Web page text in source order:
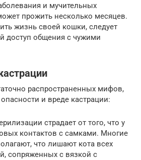
и мучительных
прожить несколько месяцев.
жизнь своей кошки, следует
доступ общения с чужими
распространенных мифов,
и вреде кастрации:
страдает от того, что у
контактов с самками. Многие
что лишают кота всех
сопряженных с вязкой с